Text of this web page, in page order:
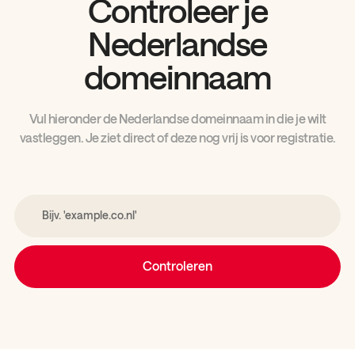
Controleer je
Nederlandse
domeinnaam
Vul hieronder de Nederlandse domeinnaam in die je wilt
vastleggen. Je ziet direct of deze nog vrij is voor registratie.